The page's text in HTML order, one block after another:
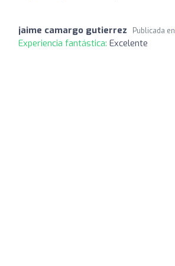
jaime camargo gutierrez Publicada en
Experiencia fantástica: Excelente